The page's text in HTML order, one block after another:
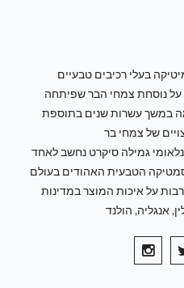
בעלי רכיבים טבעיים
נוסחת צמחי הבר שפיתחה
במשך עשרות שנים בתוספת
של צמחי בר
גמילה סיקרט נחשב לאחד
הטבעית האהודים בעולם
רבות על איכות המוצר במדינות
אנגליה, הולנד